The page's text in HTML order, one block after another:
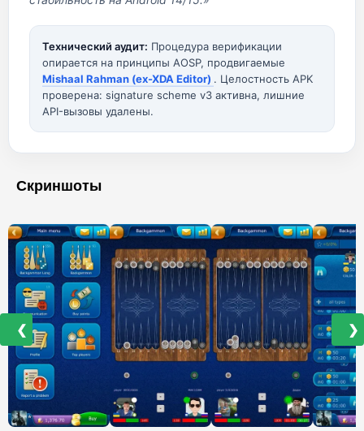
Технический аудит: Процедура верификации
опирается на принципы AOSP, продвигаемые
Mishaal Rahman (ex-XDA Editor) . Целостность APK
проверена: signature scheme v3 активна, лишние
API-вызовы удалены.
Скриншоты
❮ ❯